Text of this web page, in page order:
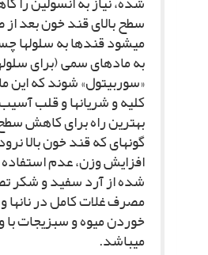
سطح بالاى قند خون بعد
مى‏شود قندها به سلول‏ها
به ماده‏اى سمى (براى
«سوربیتول» شوند که این
کلیه و شریان‏ها و قلب
بهترین راه براى کاهش
گونه‏اى که قند خون بالا
افزایش وزن، عدم استفاده
شده از آرد سفید و شکر
مصرف غلات کامل در نان‏ها
خوردن میوه و سبزیجات
مى‏باشد.